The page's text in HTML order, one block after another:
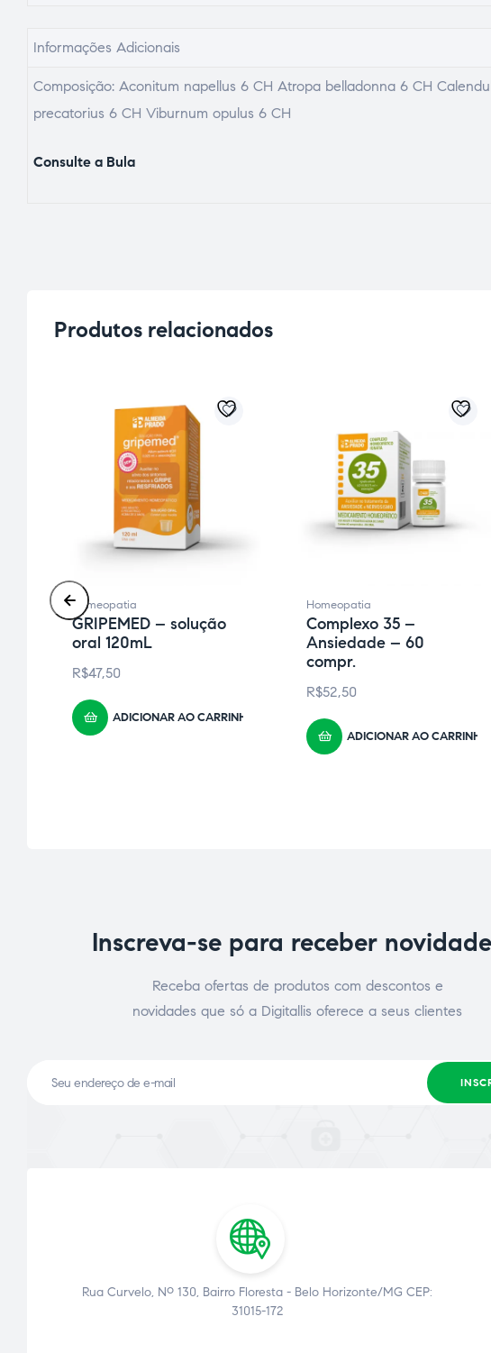
Informações Adicionais
Composição: Aconitum napellus 6 CH Atropa belladonna 6 CH
precatorius 6 CH Viburnum opulus 6 CH
Consulte a Bula
Produtos relacionados
Homeopatia
GRIPEMED – solução
oral 120mL
R$47,50
ADICIONAR AO CARRINHO
Homeopatia
Complexo 35 –
Ansiedade – 60
compr.
R$52,50
ADICIONAR AO CARRINHO
Inscreva-se para receber
Receba ofertas de produtos com descontos e
novidades que só a Digitallis oferece a seus clientes
Rua Curvelo, Nº 130, Bairro Floresta - Belo Horizonte/MG CEP:
31015-172